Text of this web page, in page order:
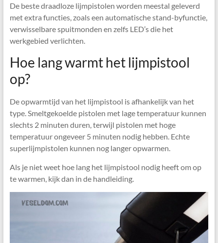
De beste draadloze lijmpistolen worden meestal geleverd
met extra functies, zoals een automatische stand-byfunctie,
verwisselbare spuitmonden en zelfs LED’s die het
werkgebied verlichten.
Hoe lang warmt het lijmpistool
op?
De opwarmtijd van het lijmpistool is afhankelijk van het
type. Smeltgekoelde pistolen met lage temperatuur kunnen
slechts 2 minuten duren, terwijl pistolen met hoge
temperatuur ongeveer 5 minuten nodig hebben. Echte
superlijmpistolen kunnen nog langer opwarmen.
Als je niet weet hoe lang het lijmpistool nodig heeft om op
te warmen, kijk dan in de handleiding.